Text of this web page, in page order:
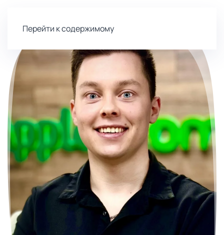
Перейти к содержимому